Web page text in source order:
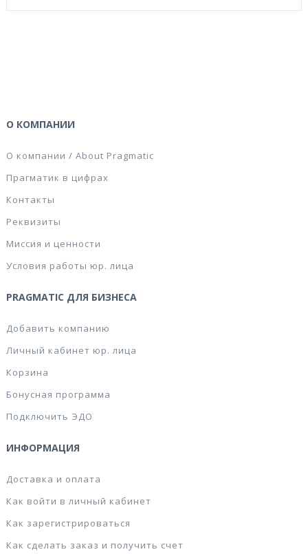
О КОМПАНИИ
О компании / About Pragmatic
Прагматик в цифрах
Контакты
Реквизиты
Миссия и ценности
Условия работы юр. лица
PRAGMATIC ДЛЯ БИЗНЕСА
Добавить компанию
Личный кабинет юр. лица
Корзина
Бонусная программа
Подключить ЭДО
ИНФОРМАЦИЯ
Доставка и оплата
Как войти в личный кабинет
Как зарегистрироваться
Как сделать заказ и получить счет